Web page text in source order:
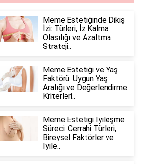
Meme Estetiğinde Dikiş
İzi: Türleri, İz Kalma
Olasılığı ve Azaltma
Strateji..
Meme Estetiği ve Yaş
Faktörü: Uygun Yaş
Aralığı ve Değerlendirme
Kriterleri..
Meme Estetiği İyileşme
Süreci: Cerrahi Türleri,
Bireysel Faktörler ve
İyile..